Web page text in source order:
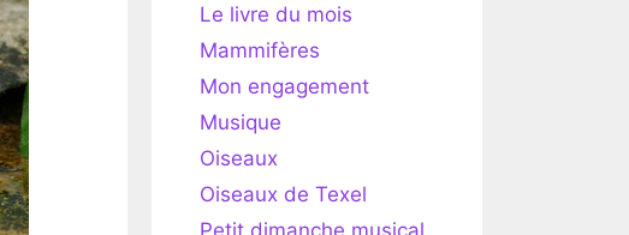
Le livre du mois
Mammifères
Mon engagement
Musique
Oiseaux
Oiseaux de Texel
Petit dimanche musical